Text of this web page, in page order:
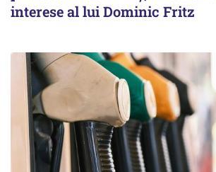
interese al lui Dominic Fritz